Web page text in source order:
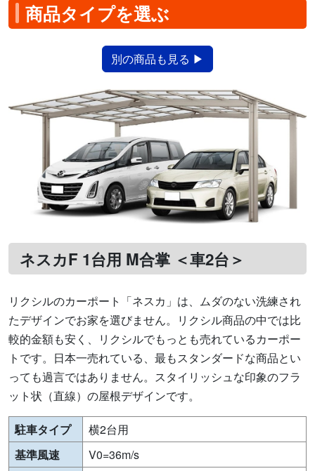
商品タイプを選ぶ
別の商品も見る ▶
ネスカF 1台用 M合掌 ＜車2台＞
リクシルのカーポート「ネスカ」は、ムダのない洗練され
たデザインでお家を選びません。リクシル商品の中では比
較的金額も安く、リクシルでもっとも売れているカーポー
トです。日本一売れている、最もスタンダードな商品とい
っても過言ではありません。スタイリッシュな印象のフラ
ット状（直線）の屋根デザインです。
駐車タイプ
横2台用
基準風速
V0=36m/s